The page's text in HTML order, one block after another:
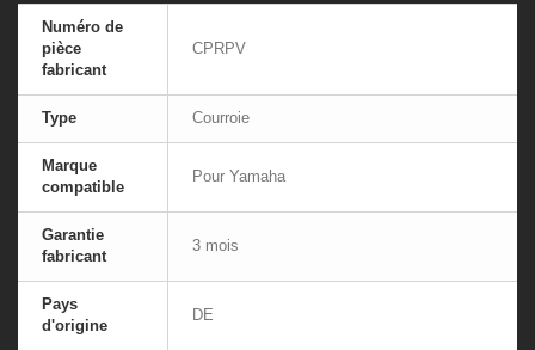
Numéro de
pièce
fabricant
CPRPV
Type Courroie
Marque
compatible
Pour Yamaha
Garantie
fabricant
3 mois
Pays
d'origine
DE